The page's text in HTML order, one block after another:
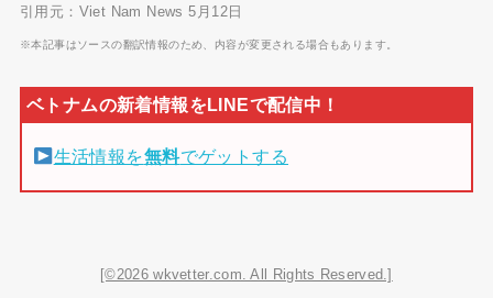
引用元：Viet Nam News 5月12日
※本記事はソースの翻訳情報のため、内容が変更される場合もあります。
生活情報を無料でゲットする
[©2026 wkvetter.com. All Rights Reserved.]